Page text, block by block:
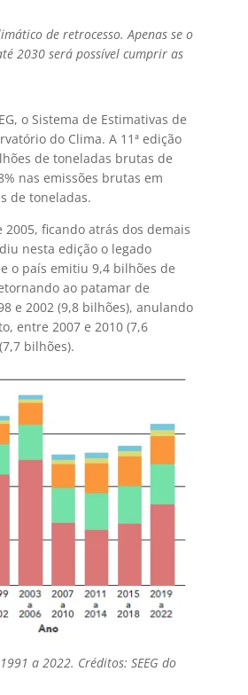
de retrocesso. Apenas se o
2030 será possível cumprir as
o Sistema de Estimativas de
do Clima. A 11ª edição
de toneladas brutas de
nas emissões brutas em
de toneladas.
ficando atrás dos demais
nesta edição o legado
o país emitiu 9,4 bilhões de
ao patamar de
e 2002 (9,8 bilhões), anulando
entre 2007 e 2010 (7,6
bilhões).
a 2022. Créditos: SEEG do